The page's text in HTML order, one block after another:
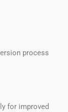
process
for improved